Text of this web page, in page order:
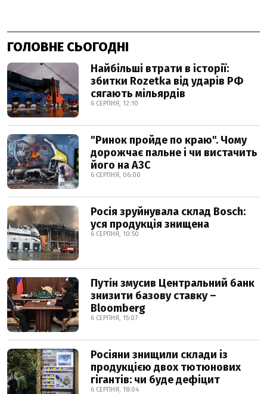
ГОЛОВНЕ СЬОГОДНІ
Найбільші втрати в історії:
збитки Rozetka від ударів РФ
сягають мільярдів
6 СЕРПНЯ, 12:10
"Ринок пройде по краю". Чому
дорожчає пальне і чи вистачить
його на АЗС
6 СЕРПНЯ, 06:00
Росія зруйнувала склад Bosch:
уся продукція знищена
6 СЕРПНЯ, 10:50
Путін змусив Центральний банк
знизити базову ставку –
Bloomberg
6 СЕРПНЯ, 15:07
Росіяни знищили склади із
продукцією двох тютюнових
гігантів: чи буде дефіцит
6 СЕРПНЯ, 18:04